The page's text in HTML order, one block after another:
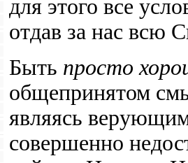
для этого все
отдав за нас всю
Быть просто
общепринятом
являясь
совершенно